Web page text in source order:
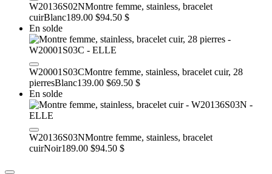
W20136S02NMontre femme, stainless, bracelet
cuirBlanc189.00 $94.50 $
En solde
W20001S03CMontre femme, stainless, bracelet cuir, 28
pierresBlanc139.00 $69.50 $
En solde
W20136S03NMontre femme, stainless, bracelet
cuirNoir189.00 $94.50 $